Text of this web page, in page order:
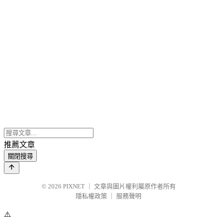
推薦文章
關閉搜尋
© 2026 PIXNET
文章與圖片權利屬原作者所有
隱私權政策
服務聲明
⚠️